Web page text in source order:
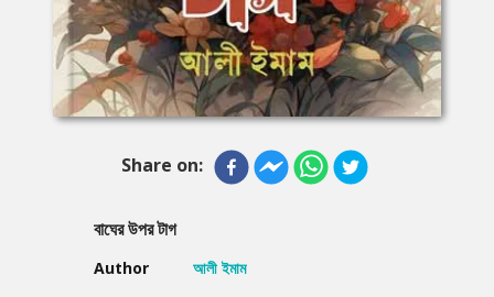
Share on:
বাঘের উপর টাগ
Author
আলী ইমাম